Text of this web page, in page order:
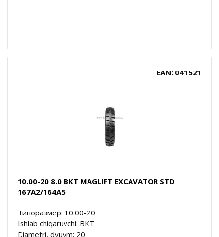
EAN: 041521
10.00-20 8.0 BKT MAGLIFT EXCAVATOR STD
167A2/164A5
Типоразмер: 10.00-20
Ishlab chiqaruvchi: BKT
Diametri, dyuym: 20